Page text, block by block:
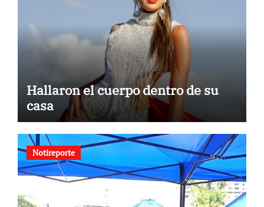
Hallaron el cuerpo dentro de su
casa
Notireporte